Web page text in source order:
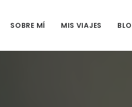
SOBRE MÍ MIS VIAJES